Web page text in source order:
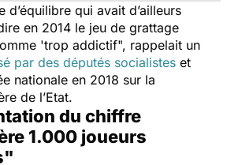
d’équilibre qui avait d’ailleurs
en 2014 le jeu de grattage
'trop addictif", rappelait un
par des députés socialistes et
nationale en 2018 sur la
de l’Etat.
du chiffre
1.000 joueurs